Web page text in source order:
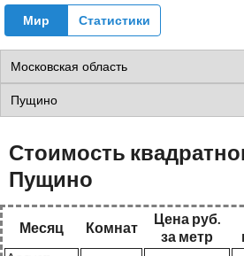
Мир Статистики
Стоимость
Пущино
Месяц Комнат
Цена руб.
за метр